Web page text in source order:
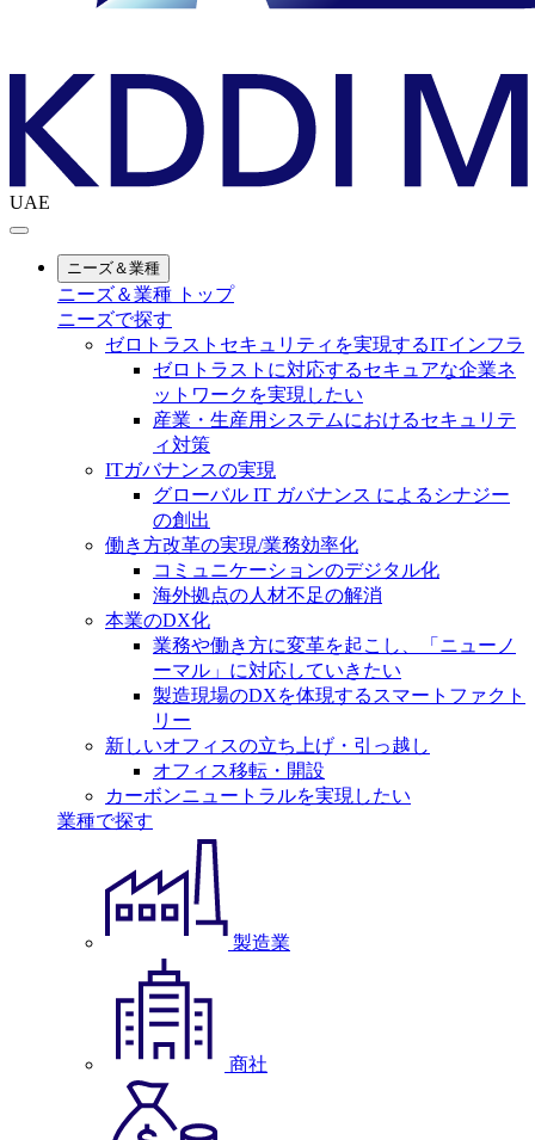
UAE
ニーズ＆業種
ニーズ＆業種 トップ
ニーズで探す
ゼロトラストセキュリティを実現するITインフラ
ゼロトラストに対応するセキュアな企業ネ
ットワークを実現したい
産業・生産用システムにおけるセキュリテ
ィ対策
ITガバナンスの実現
グローバル IT ガバナンス によるシナジー
の創出
働き方改革の実現/業務効率化
コミュニケーションのデジタル化
海外拠点の人材不足の解消
本業のDX化
業務や働き方に変革を起こし、「ニューノ
ーマル」に対応していきたい
製造現場のDXを体現するスマートファクト
リー
新しいオフィスの立ち上げ・引っ越し
オフィス移転・開設
カーボンニュートラルを実現したい
業種で探す
製造業
商社